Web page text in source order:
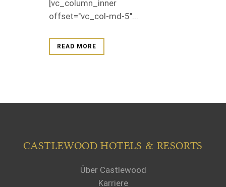
[vc_column_inner
offset="vc_col-md-5"...
READ MORE
CASTLEWOOD HOTELS & RESORTS
Über Castlewood
Karriere